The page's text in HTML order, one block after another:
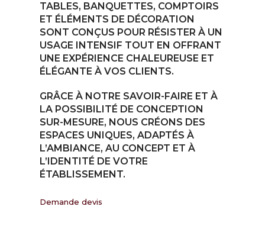
TABLES, BANQUETTES, COMPTOIRS
ET ÉLÉMENTS DE DÉCORATION
SONT CONÇUS POUR RÉSISTER À UN
USAGE INTENSIF TOUT EN OFFRANT
UNE EXPÉRIENCE CHALEUREUSE ET
ÉLÉGANTE À VOS CLIENTS.
GRÂCE À NOTRE SAVOIR-FAIRE ET À
LA POSSIBILITÉ DE CONCEPTION
SUR-MESURE, NOUS CRÉONS DES
ESPACES UNIQUES, ADAPTÉS À
L’AMBIANCE, AU CONCEPT ET À
L’IDENTITÉ DE VOTRE
ÉTABLISSEMENT.
Demande devis